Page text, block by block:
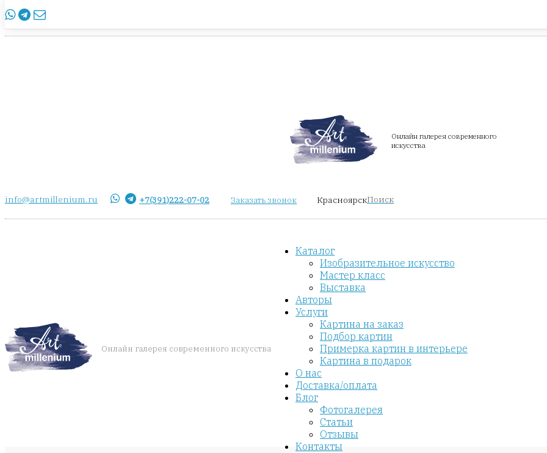
info@artmillenium.ru
Онлайн галерея современного
искусства
info@artmillenium.ru +7(391)222-07-02 Заказать звонок КрасноярскПоиск
Онлайн галерея современного искусства
Каталог
Изобразительное искусство
Мастер класс
Выставка
Авторы
Услуги
Картина на заказ
Подбор картин
Примерка картин в интерьере
Картина в подарок
О нас
Доставка/оплата
Блог
Фотогалерея
Статьи
Отзывы
Контакты